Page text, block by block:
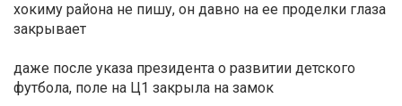
хокиму района не пишу, он давно на ее проделки глаза
закрывает
даже после указа президента о развитии детского
футбола, поле на Ц1 закрыла на замок